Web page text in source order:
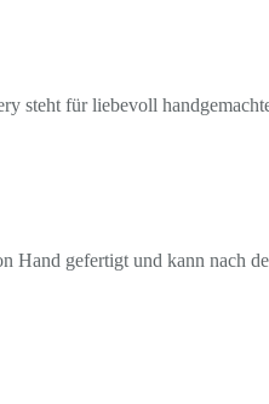
für liebevoll
gefertigt und kann nach